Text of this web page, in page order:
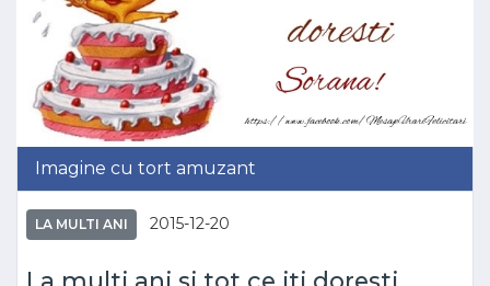
Imagine cu tort amuzant
LA MULTI ANI 2015-12-20